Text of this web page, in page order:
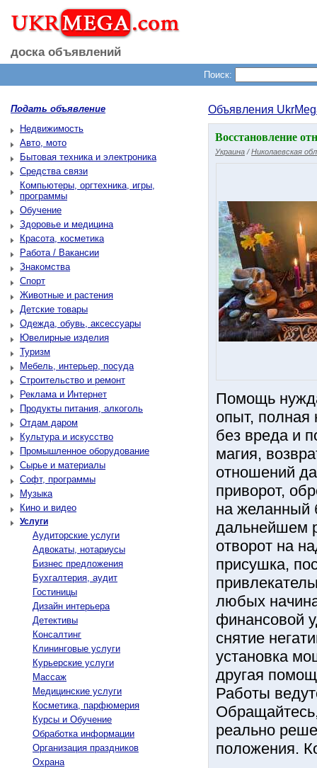
доска объявлений
Поиск:
Подать объявление
Недвижимость
Авто, мото
Бытовая техника и электроника
Средства связи
Компьютеры, оргтехника, игры,
программы
Обучение
Здоровье и медицина
Красота, косметика
Работа / Вакансии
Знакомства
Спорт
Животные и растения
Детские товары
Одежда, обувь, аксессуары
Ювелирные изделия
Туризм
Мебель, интерьер, посуда
Строительство и ремонт
Реклама и Интернет
Продукты питания, алкоголь
Отдам даром
Культура и искусство
Промышленное оборудование
Сырье и материалы
Софт, программы
Музыка
Кино и видео
Услуги
Аудиторские услуги
Адвокаты, нотариусы
Бизнес предложения
Бухгалтерия, аудит
Гостиницы
Дизайн интерьера
Детективы
Консалтинг
Клининговые услуги
Курьерские услуги
Массаж
Медицинские услуги
Косметика, парфюмерия
Курсы и Обучение
Обработка информации
Организация праздников
Охрана
Объявления
Восстановление
Украина /Николаевская
Помощь
опыт, полная
без вреда и
магия,
отношений
приворот,
на желанный
дальнейшем
отворот на
присушка,
любых
финансовой
снятие
установка
другая
Работы
реально
положения.